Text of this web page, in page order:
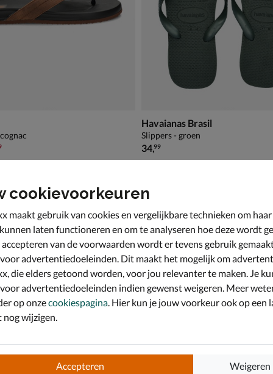
voor € 34,99
Havaianas Brasil
Slippers - groen
€ 34,99
34,99
cookievoorkeuren
maakt gebruik van cookies en vergelijkbare technieken om
laten functioneren en om te analyseren hoe deze wordt
van de voorwaarden wordt er tevens gebruik
advertentiedoeleinden. Dit maakt het mogelijk om
die elders getoond worden, voor jou relevanter te maken. Je
advertentiedoeleinden indien gewenst weigeren. Meer
op onzecookiespagina . Hier kun je jouw voorkeur ook op een
wijzigen.
Accepteren Weigeren